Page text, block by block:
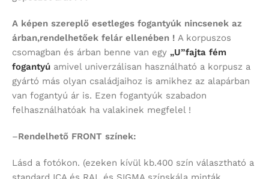
A képen szereplő esetleges fogantyúk nincsenek az
árban,rendelhetőek felár ellenében ! A korpuszos
csomagban és árban benne van egy „U”fajta fém
fogantyú amivel univerzálisan használható a korpusz a
gyártó más olyan családjaihoz is amikhez az alapárban
van fogantyú ár is. Ezen fogantyúk szabadon
felhasználhatóak ha valakinek megfelel !
–Rendelhető FRONT színek:
Lásd a fotókon. (ezeken kívül kb.400 szín választható a